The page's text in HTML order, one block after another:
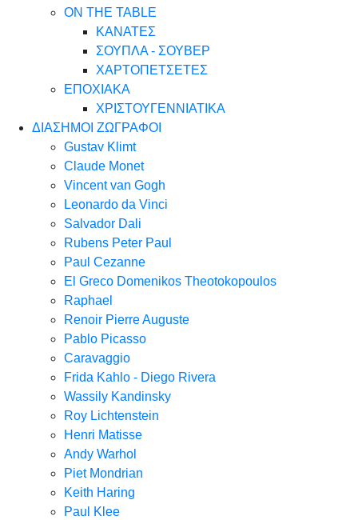
ON THE TABLE
ΚΑΝΑΤΕΣ
ΣΟΥΠΛΑ - ΣΟΥΒΕΡ
ΧΑΡΤΟΠΕΤΣΕΤΕΣ
ΕΠΟΧΙΑΚΑ
ΧΡΙΣΤΟΥΓΕΝΝΙΑΤΙΚΑ
ΔΙΑΣΗΜΟΙ ΖΩΓΡΑΦΟΙ
Gustav Klimt
Claude Monet
Vincent van Gogh
Leonardo da Vinci
Salvador Dali
Rubens Peter Paul
Paul Cezanne
El Greco Domenikos Theotokopoulos
Raphael
Renoir Pierre Auguste
Pablo Picasso
Caravaggio
Frida Kahlo - Diego Rivera
Wassily Kandinsky
Roy Lichtenstein
Henri Matisse
Andy Warhol
Piet Mondrian
Keith Haring
Paul Klee